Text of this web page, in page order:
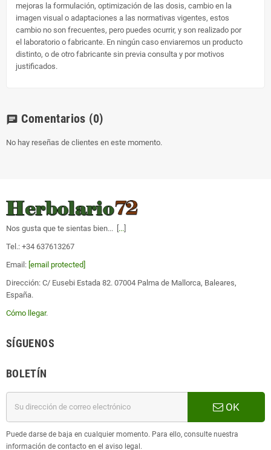
mejoras la formulación, optimización de las dosis, cambio en la
imagen visual o adaptaciones a las normativas vigentes, estos
cambio no son frecuentes, pero puedes ocurrir, y son realizado por
el laboratorio o fabricante. En ningún caso enviaremos un producto
distinto, o de otro fabricante sin previa consulta y por motivos
justificados.
chat Comentarios (0)
No hay reseñas de clientes en este momento.
Nos gusta que te sientas bien... [ ...
Tel.: +34 637613267
Email: [email protected]
Dirección: C/ Eusebi Estada 82. 07004 Palma de Mallorca, Baleares,
España.
Cómo llegar.
SÍGUENOS
BOLETÍN
OK
Puede darse de baja en cualquier momento. Para ello, consulte nuestra
información de contacto en el aviso legal.